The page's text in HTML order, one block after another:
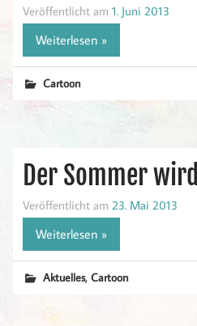
Veröffentlicht am 1. Juni 2013
Weiterlesen »
Cartoon
Der Sommer
Veröffentlicht am 23. Mai 2013
Weiterlesen »
Aktuelles,Cartoon